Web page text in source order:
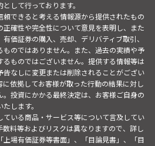
して行っております。
できると考える情報源から提供されたもの
確性や完全性について意見を表明し、また
価証券の購入、売却、デリバティブ取引、
のではありません。また、過去の実績や予
ものではございません。提供する情報等は
なしに変更または削除されることがござい
依拠してお客様が取った行動の結果に対し
投資にかかる最終決定は、お客様ご自身の
します。
いる商品・サービス等について言及してい
料等およびリスクは異なりますので、詳し
場有価証券等書面」、「目論見書」、「目